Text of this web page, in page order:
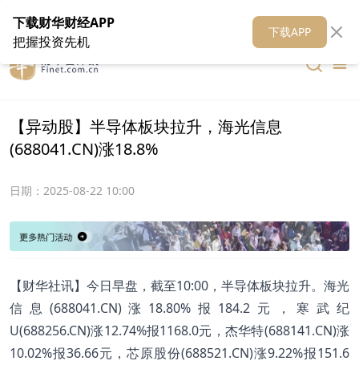
在线客服 关于我们 财华媒体矩阵 财华智库
【异动股】半导体板块拉升，海光信息
(688041.CN)涨18.8%
日期： 2025-08-22 10:00
【财华社讯】今日早盘，截至10:00，半导体板块拉升。海光
信息(688041.CN)涨18.80%报184.2元，寒武纪
U(688256.CN)涨12.74%报1168.0元，杰华特(688141.CN)涨
10.02%报36.66元，芯原股份(688521.CN)涨9.22%报151.6
下载财华财经APP
把握投资先机
下载APP